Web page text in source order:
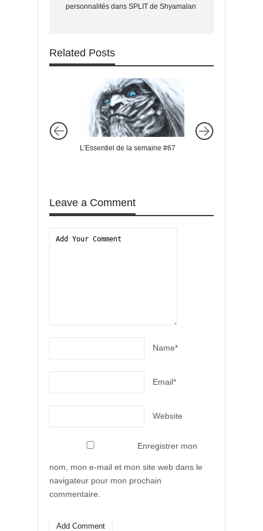
personnalités dans SPLIT de Shyamalan
Related Posts
L’Essentiel de la semaine #67
Leave a Comment
Name*
Email*
Website
Enregistrer mon
nom, mon e-mail et mon site web dans le
navigateur pour mon prochain
commentaire.